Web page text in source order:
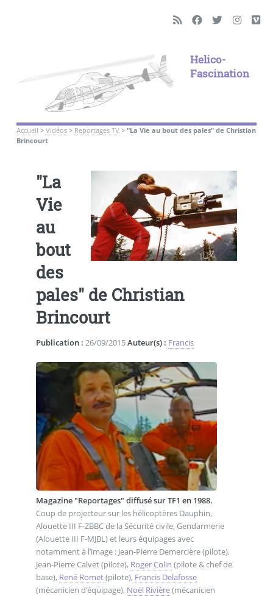
Helico-
Fascination
Accueil > Vidéos> Reportages TV> "La Vie au bout des pales" de Christian
Brincourt
"La
Vie
au
bout
des
pales" de Christian
Brincourt
Publication : 26/09/2015Auteur(s) : Francis
Magazine "Reportages" diffusé sur TF1 en 1988.
Coup de projecteur sur les hélicoptères Dauphin,
Alouette III F-ZBBC de la Sécurité civile, Gendarmerie
(Alouette III F-MJBL) et leurs équipages avec
notamment à l’image : Jean-Pierre Demercière (pilote),
Jean-Pierre Calvet (pilote), Roger Colin (pilote & chef de
base), René Romet(pilote), Francis Delafosse
(mécanicien d’équipage), Noël Rivière(mécanicien